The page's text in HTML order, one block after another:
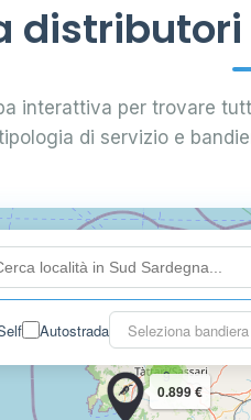
distributori
interattiva per trovare
di servizio e
Autostrada Seleziona bandiera
9
0.899 €